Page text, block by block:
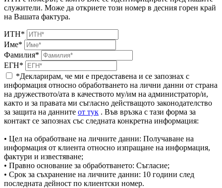
служители. Може да откриете този номер в десния горен край
на Вашата фактура.
ИТН*
Име*
Фамилия*
ЕГН*
*Декларирам, че ми е предоставена и се запознах с
информация относно обработването на лични данни от страна
на дружеството/ата в качеството му/им на администратор/и,
както и за правата ми съгласно действащото законодателство
за защита на данните от тук . Във връзка с тази форма за
контакт се запознах със следната конкретна информация:
• Цел на обработване на личните данни: Получаване на
информация от клиента относно изпращане на информация,
фактури и известяване;
• Правно основание за обработването: Съгласие;
• Срок за съхранение на личните данни: 10 години след
последната дейност по клиентски номер.